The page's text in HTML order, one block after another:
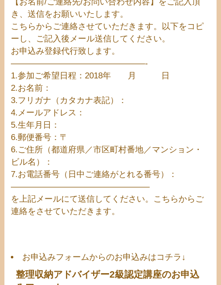
き、送信をお願いいたします。
こちらからご連絡させていただきます。以下をコピ
ーし、ご記入後メール送信してください。
お申込み登録代行致します。
————————————————-
1.参加ご希望日程：2018年 月 日
2.お名前：
3.フリガナ（カタカナ表記）：
4.メールアドレス：
5.生年月日：
6.郵便番号：〒
6.ご住所（都道府県／市区町村番地／マンション・
ビル名）：
7.お電話番号（日中ご連絡がとれる番号）：
————————————————–
を上記メールにて送信してください。こちらからご
連絡をさせていただきます。
お申込みフォームからのお申込みはコチラ↓
整理収納アドバイザー2級認定講座のお申込